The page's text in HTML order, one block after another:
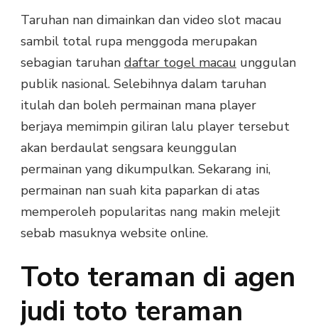
Taruhan nan dimainkan dan video slot macau
sambil total rupa menggoda merupakan
sebagian taruhan daftar togel macau unggulan
publik nasional. Selebihnya dalam taruhan
itulah dan boleh permainan mana player
berjaya memimpin giliran lalu player tersebut
akan berdaulat sengsara keunggulan
permainan yang dikumpulkan. Sekarang ini,
permainan nan suah kita paparkan di atas
memperoleh popularitas nang makin melejit
sebab masuknya website online.
Toto teraman di agen
judi toto teraman